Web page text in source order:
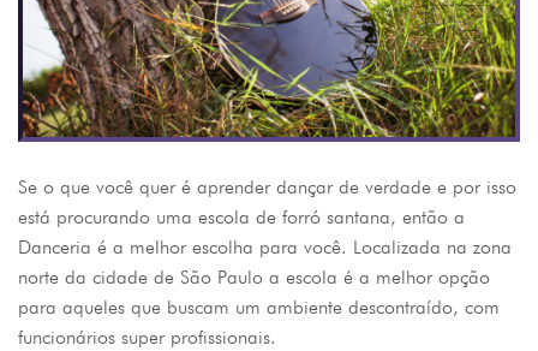
Se o que você quer é aprender dançar de verdade e por isso
está procurando uma escola de forró santana, então a
Danceria é a melhor escolha para você. Localizada na zona
norte da cidade de São Paulo a escola é a melhor opção
para aqueles que buscam um ambiente descontraído, com
funcionários super profissionais.